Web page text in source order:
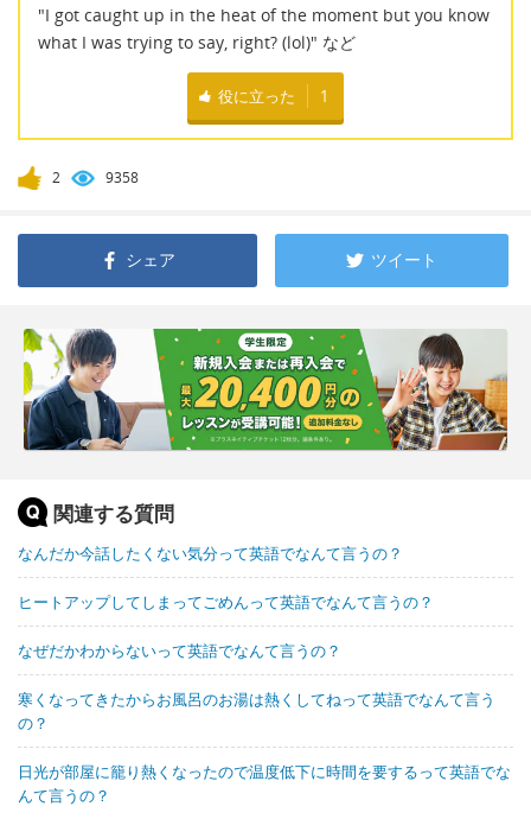
"I got caught up in the heat of the moment but you know
what I was trying to say, right? (lol)" など
役に立った 1
2 9358
シェア ツイート
関連する質問
なんだか今話したくない気分って英語でなんて言うの？
ヒートアップしてしまってごめんって英語でなんて言うの？
なぜだかわからないって英語でなんて言うの？
寒くなってきたからお風呂のお湯は熱くしてねって英語でなんて言う
の？
日光が部屋に籠り熱くなったので温度低下に時間を要するって英語でな
んて言うの？